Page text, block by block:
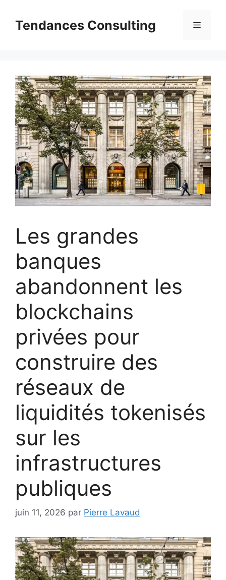
contenuTendances Consulting Menu
Les grandes
banques
abandonnent les
blockchains
privées pour
construire des
réseaux de
liquidités tokenisés
sur les
infrastructures
publiques
juin 11, 2026 par Pierre Lavaud